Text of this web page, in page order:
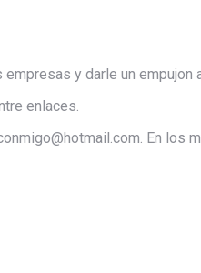
y darle un empujon
enlaces.
En los